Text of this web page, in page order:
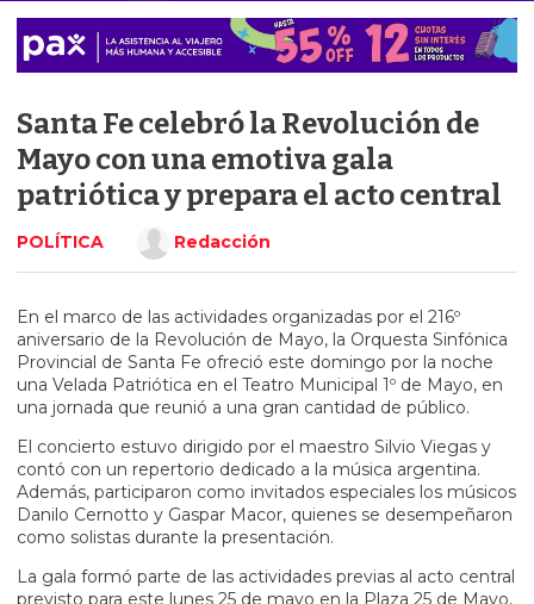
Santa Fe celebró la Revolución de
Mayo con una emotiva gala
patriótica y prepara el acto central
POLÍTICA Redacción
En el marco de las actividades organizadas por el 216º
aniversario de la Revolución de Mayo, la Orquesta Sinfónica
Provincial de Santa Fe ofreció este domingo por la noche
una Velada Patriótica en el Teatro Municipal 1º de Mayo, en
una jornada que reunió a una gran cantidad de público.
El concierto estuvo dirigido por el maestro Silvio Viegas y
contó con un repertorio dedicado a la música argentina.
Además, participaron como invitados especiales los músicos
Danilo Cernotto y Gaspar Macor, quienes se desempeñaron
como solistas durante la presentación.
La gala formó parte de las actividades previas al acto central
previsto para este lunes 25 de mayo en la Plaza 25 de Mayo,